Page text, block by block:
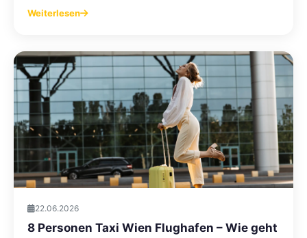
Weiterlesen
22.06.2026
8 Personen Taxi Wien Flughafen – Wie geht